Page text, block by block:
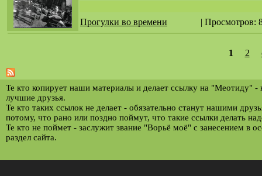
Прогулки во времени | Просмотров:
т
р
а
н
и
1 2
Те кто копирует наши материалы и делает ссылку на "Меотиду" -
лучшие друзья.
Те кто таких ссылок не делает - обязательно станут нашими
потому, что рано или поздно поймут, что такие ссылки делать
Те кто не поймет - заслужит звание "Ворьё моё" с занесением в
раздел сайта.